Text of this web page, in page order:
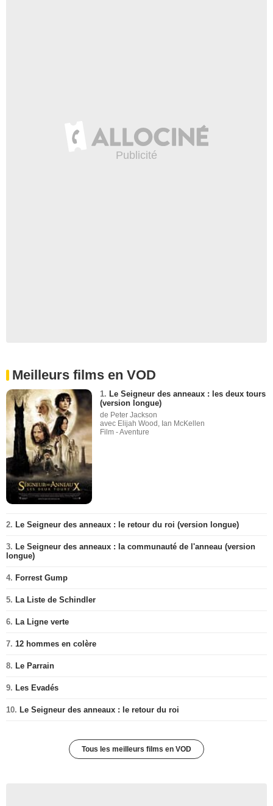
Meilleurs films en VOD
1. Le Seigneur des anneaux : les deux tours
(version longue)
de Peter Jackson
avec Elijah Wood, Ian McKellen
Film - Aventure
2. Le Seigneur des anneaux : le retour du roi (version longue)
3. Le Seigneur des anneaux : la communauté de l'anneau (version
longue)
4. Forrest Gump
5. La Liste de Schindler
6. La Ligne verte
7. 12 hommes en colère
8. Le Parrain
9. Les Evadés
10. Le Seigneur des anneaux : le retour du roi
Tous les meilleurs films en VOD